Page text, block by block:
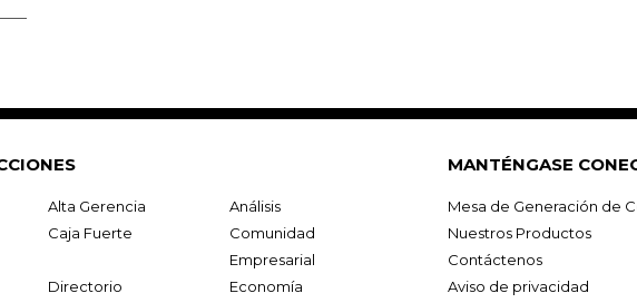
Alta Gerencia
Análisis
Caja Fuerte
Comunidad
Empresarial
Directorio
Economía
MANTÉNGASE
Mesa de Generación de
Nuestros Productos
Contáctenos
Aviso de privacidad